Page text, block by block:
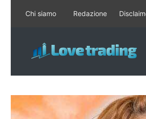
contenuto
Chi siamo Redazione